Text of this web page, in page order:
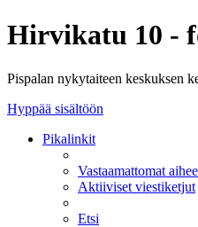
Hirvikatu 10 -
Pispalan nykytaiteen keskuksen
Hyppää sisältöön
Pikalinkit
Vastaamattomat
Aktiiviset viestiketjut
Etsi